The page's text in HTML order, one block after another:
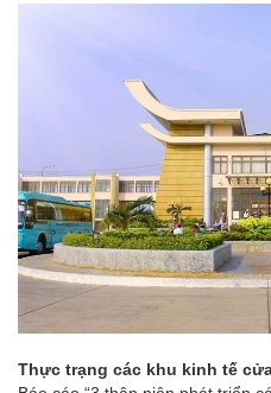
Thực trạng các khu kinh tế